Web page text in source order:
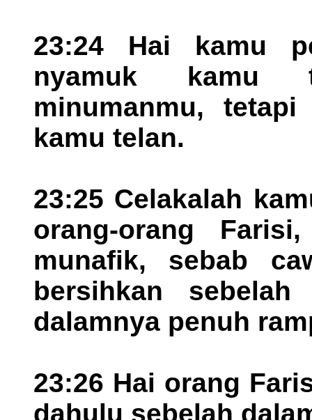
23:24 Hai kamu
nyamuk kamu
minumanmu,
kamu telan.
23:25 Celakalah
orang-orang
munafik, sebab
bersihkan
dalamnya penuh
23:26 Hai orang
dahulu sebelah